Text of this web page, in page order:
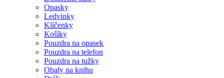
Opasky
Ledvinky
Klíčenky
Košíky
Pouzdra na opasek
Pouzdra na telefon
Pouzdra na tužky
Obaly na knihu